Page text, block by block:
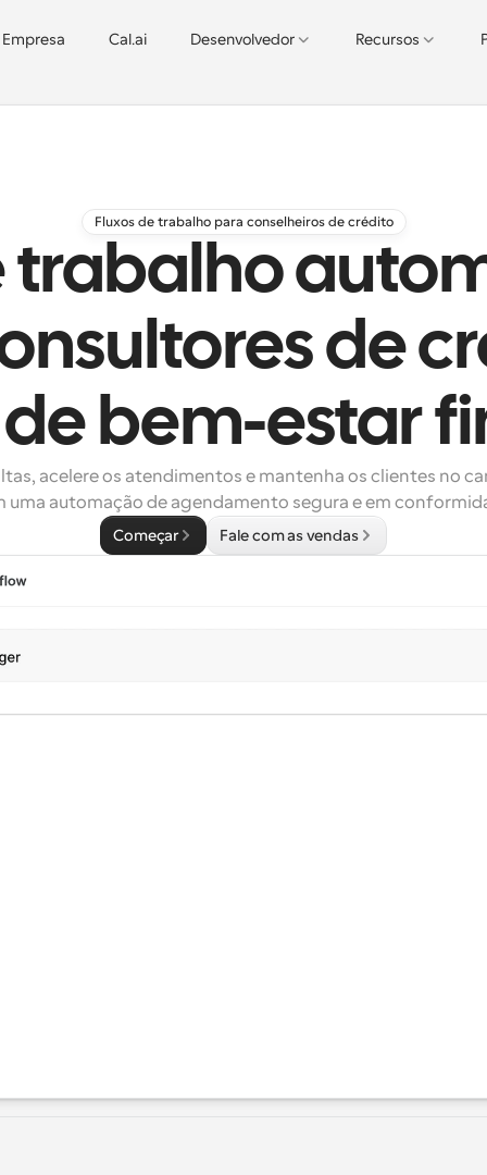
Empresa Cal.ai Desenvolvedor Recursos
Fluxos de trabalho para conselheiros de crédito
trabalho
de
bem-estar
acelere os atendimentos e mantenha os clientes no
uma automação de agendamento segura e em
Começar Fale com as vendas